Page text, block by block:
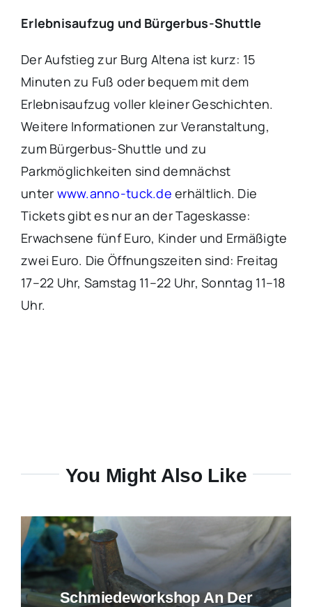
Erlebnisaufzug und Bürgerbus-Shuttle
Der Aufstieg zur Burg Altena ist kurz: 15
Minuten zu Fuß oder bequem mit dem
Erlebnisaufzug voller kleiner Geschichten.
Weitere Informationen zur Veranstaltung,
zum Bürgerbus-Shuttle und zu
Parkmöglichkeiten sind demnächst
unter www.anno-tuck.de erhältlich. Die
Tickets gibt es nur an der Tageskasse:
Erwachsene fünf Euro, Kinder und Ermäßigte
zwei Euro. Die Öffnungszeiten sind: Freitag
17–22 Uhr, Samstag 11–22 Uhr, Sonntag 11–18
Uhr.
You Might Also Like
Schmiedeworkshop An Der